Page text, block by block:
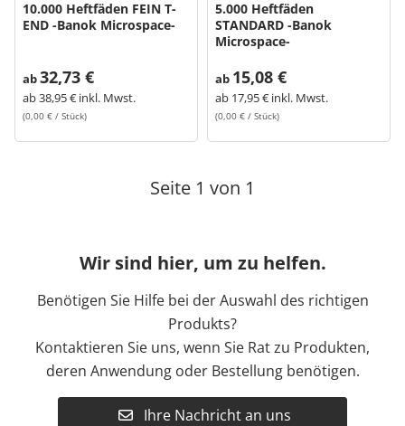
10.000 Heftfäden FEIN T-
END -Banok Microspace-
ab32,73 €
ab38,95 € inkl. Mwst.
(0,00 € / Stück)
5.000 Heftfäden
STANDARD -Banok
Microspace-
ab 15,08 €
ab 17,95 € inkl. Mwst.
(0,00 € / Stück)
Seite 1 von 1
Wir sind hier, um zu helfen.
Benötigen Sie Hilfe bei der Auswahl des richtigen
Produkts?
Kontaktieren Sie uns, wenn Sie Rat zu Produkten,
deren Anwendung oder Bestellung benötigen.
Ihre Nachricht an uns